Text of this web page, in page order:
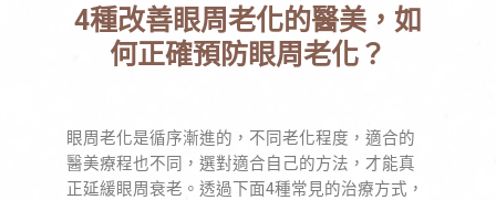
4種改善眼周老化的醫美，如
何正確預防眼周老化？
眼周老化是循序漸進的，不同老化程度，適合的
醫美療程也不同，選對適合自己的方法，才能真
正延緩眼周衰老。透過下面4種常見的治療方式，